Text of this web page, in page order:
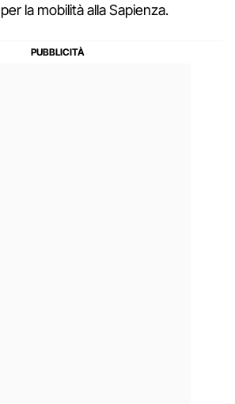
la mobilità alla Sapienza.